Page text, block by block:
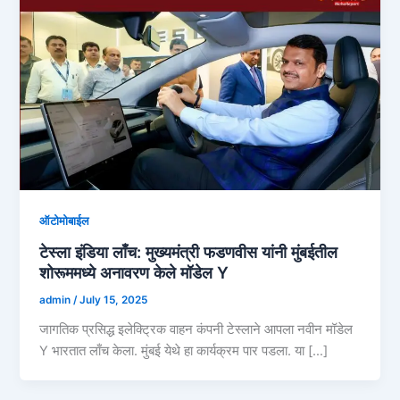
ऑटोमोबाईल
टेस्ला इंडिया लाँच: मुख्यमंत्री फडणवीस यांनी मुंबईतील
शोरूममध्ये अनावरण केले मॉडेल Y
admin /July 15, 2025
जागतिक प्रसिद्ध इलेक्ट्रिक वाहन कंपनी टेस्लाने आपला नवीन मॉडेल
Y भारतात लाँच केला. मुंबई येथे हा कार्यक्रम पार पडला. या […]